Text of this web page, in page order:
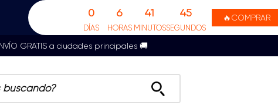
0
DÍAS
6
HORAS
41
MINUTOS
45
SEGUNDOS
🔥COMPRAR
GRATIS a ciudades principales 🚚